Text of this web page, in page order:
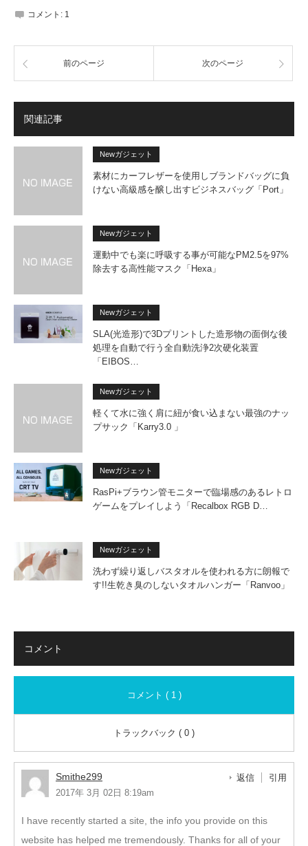
コメント: 1
前のページ 次のページ
関連記事
Newガジェット
素材にカーフレザーを使用しブランドバッグに負
けない高級感を醸し出すビジネスバッグ「Port」
Newガジェット
運動中でも楽に呼吸する事が可能なPM2.5を97%
除去する高性能マスク「Hexa」
Newガジェット
SLA(光造形)で3Dプリントした造形物の面倒な後
処理を自動で行う全自動洗浄2次硬化装置
「EIBOS…
Newガジェット
軽くて水に強く肩に紐が食い込まない最強のナッ
プサック「Karry3.0 」
Newガジェット
RasPi+ブラウン管モニターで臨場感のあるレトロ
ゲームをプレイしよう「Recalbox RGB D…
Newガジェット
洗わず繰り返しバスタオルを使われる方に朗報で
す!!生乾き臭のしないタオルハンガー「Ranvoo」
コメント
コメント ( 1 )
トラックバック ( 0 )
Smithe299
2017年 3月 02日 8:19am
返信 引用
I have recently started a site, the info you provide on this
website has helped me tremendously. Thanks for all of your